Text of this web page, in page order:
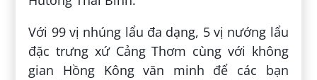
Với 99 vị nhúng lẩu đa dạng, 5 vị nướng lẩu
đặc trưng xứ Cảng Thơm cùng với không
gian Hồng Kông văn minh để các bạn